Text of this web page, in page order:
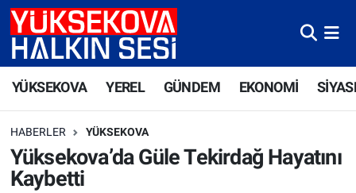
YÜKSEKOVA YEREL GÜNDEM EKONOMİ
HABERLER YÜKSEKOVA
Yüksekova’da Güle Tekirdağ Hayatını
Kaybetti
Yüksekova Nöbetçi Eczaneler
Yüksekova Trafik Yoğunluk Haritası
Süper Lig Puan Durumu ve Fikstür